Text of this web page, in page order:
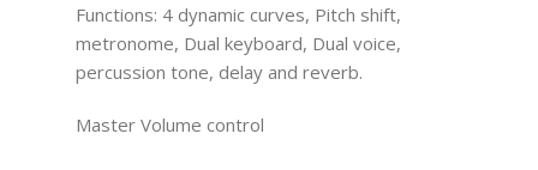
Functions: 4 dynamic curves, Pitch shift,
metronome, Dual keyboard, Dual voice,
percussion tone, delay and reverb.
Master Volume control